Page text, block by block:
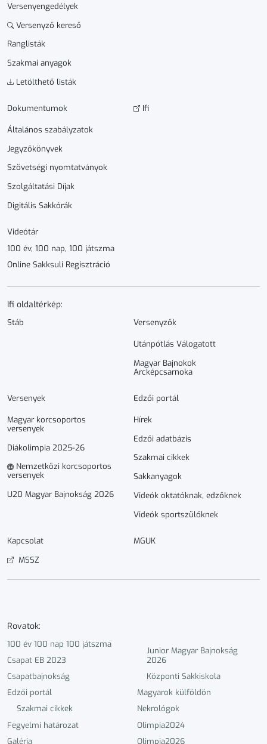
Versenyengedélyek
Versenyző kereső
Ranglisták
Szakmai anyagok
Letölthető listák
Dokumen­­tumok
Általános szabályzatok
Jegyzőkönyvek
Szövetségi nyomtatványok
Szolgáltatási Díjak
Digitális Sakkórák
Ifi
Videótár
100 év, 100 nap, 100 játszma
Online Sakksuli Regisztráció
Ifi oldaltérkép:
Stáb Versenyzők
Utánpótlás Válogatott
Magyar Bajnokok
Arcképcsarnoka
Versenyek
Magyar korcsoportos
versenyek
Diákolimpia 2025-26
Nemzetközi korcsoportos
versenyek
U20 Magyar Bajnokság 2026
Edzői portál
Hírek
Edzői adatbázis
Szakmai cikkek
Sakkanyagok
Videók oktatóknak, edzőknek
Videók sportszülőknek
Kapcsolat
MGUK
MSSZ
Rovatok:
100 év 100 nap 100 játszma
Csapat EB 2023
Csapatbajnokság
Edzői portál
Szakmai cikkek
Fegyelmi határozat
Galéria
Junior Magyar Bajnokság
2026
Központi Sakkiskola
Magyarok külföldön
Nekrológok
Olimpia2024
Olimpia2026